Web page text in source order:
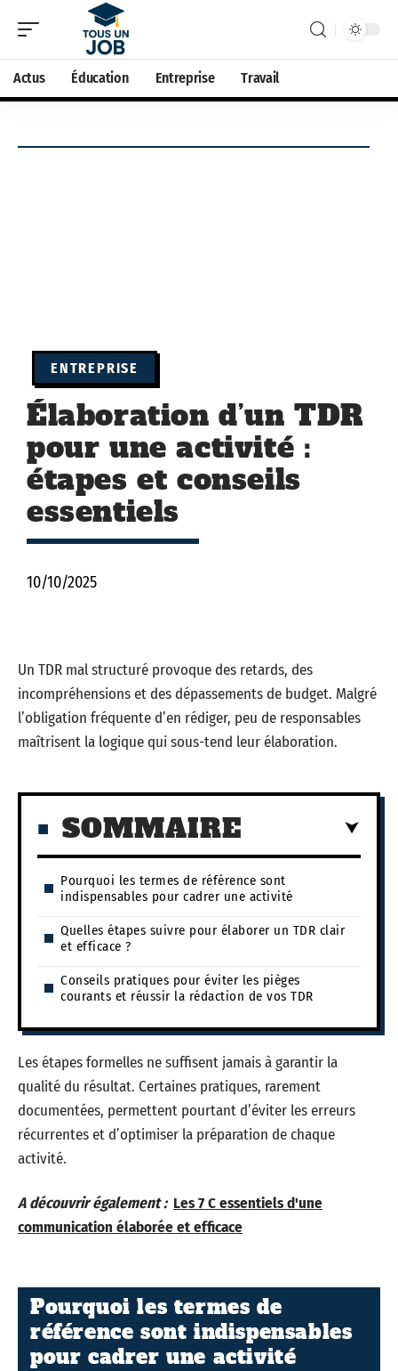
Actus Éducation Entreprise Travail
ENTREPRISE
Élaboration d’un TDR
pour une activité :
étapes et conseils
essentiels
10/10/2025
Un TDR mal structuré provoque des retards, des
incompréhensions et des dépassements de budget. Malgré
l’obligation fréquente d’en rédiger, peu de responsables
maîtrisent la logique qui sous-tend leur élaboration.
SOMMAIRE
Pourquoi les termes de référence sont
indispensables pour cadrer une activité
Quelles étapes suivre pour élaborer un TDR clair
et efficace ?
Conseils pratiques pour éviter les pièges
courants et réussir la rédaction de vos TDR
Les étapes formelles ne suffisent jamais à garantir la
qualité du résultat. Certaines pratiques, rarement
documentées, permettent pourtant d’éviter les erreurs
récurrentes et d’optimiser la préparation de chaque
activité.
A découvrir également : Les 7 C essentiels d'une
communication élaborée et efficace
Pourquoi les termes de
référence sont indispensables
pour cadrer une activité